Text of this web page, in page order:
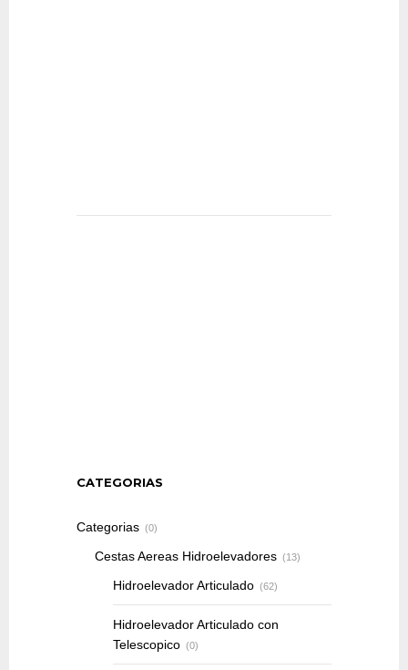
CATEGORIAS
Categorias (0)
Cestas Aereas Hidroelevadores (13)
Hidroelevador Articulado (62)
Hidroelevador Articulado con
Telescopico (0)